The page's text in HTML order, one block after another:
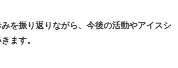
を振り返りながら、今後の活動やアイスシ
ます。